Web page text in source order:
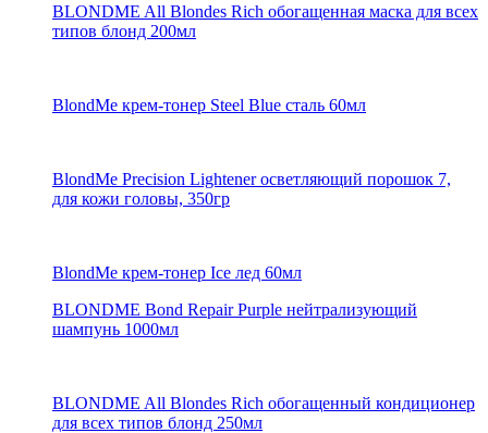
BLONDME All Blondes Rich обогащенная маска для всех
типов блонд 200мл
BlondMe крем-тонер Steel Blue сталь 60мл
BlondMe Precision Lightener осветляющий порошок 7,
для кожи головы, 350гр
BlondMe крем-тонер Ice лед 60мл
BLONDME Bond Repair Purple нейтрализующий
шампунь 1000мл
BLONDME All Blondes Rich обогащенный кондиционер
для всех типов блонд 250мл